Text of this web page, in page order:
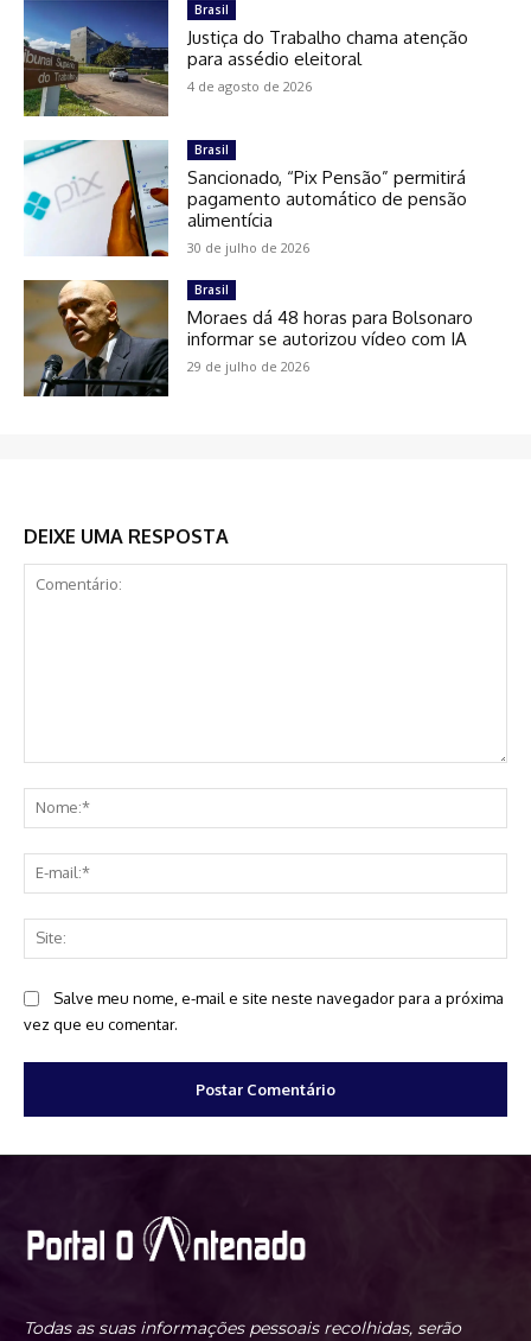
Brasil
Justiça do Trabalho chama atenção
para assédio eleitoral
4 de agosto de 2026
Brasil
Sancionado, “Pix Pensão” permitirá
pagamento automático de pensão
alimentícia
30 de julho de 2026
Brasil
Moraes dá 48 horas para Bolsonaro
informar se autorizou vídeo com IA
29 de julho de 2026
DEIXE UMA RESPOSTA
Salve meu nome, e-mail e site neste navegador para a próxima
vez que eu comentar.
Todas as suas informações pessoais recolhidas, serão